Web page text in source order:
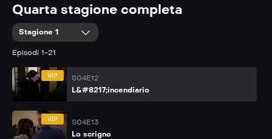
Quarta stagione completa
Stagione 1
Episodi 1-21
Il passato di Paige
S04E11
Il verdetto
VIP
S04E12
L&#8217;incendiario
VIP
S04E13
Lo scrigno